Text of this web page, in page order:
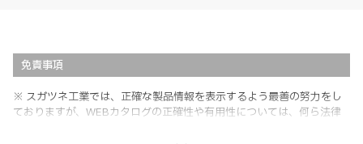
免責事項
※ スガツネ工業では、正確な製品情報を表示するよう最善の努力をし
ておりますが、WEBカタログの正確性や有用性については、何ら法律